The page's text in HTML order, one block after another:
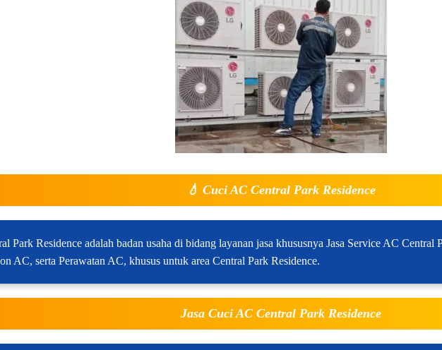
💧 Cuci AC Central Park Residence
Park Residence adalah badan usaha di bidang layanan jasa khususnya Jasa Service AC Central
AC, serta Perawatan AC, khusus untuk area Central Park Residence.
Jasa Cuci AC Central Park Residence